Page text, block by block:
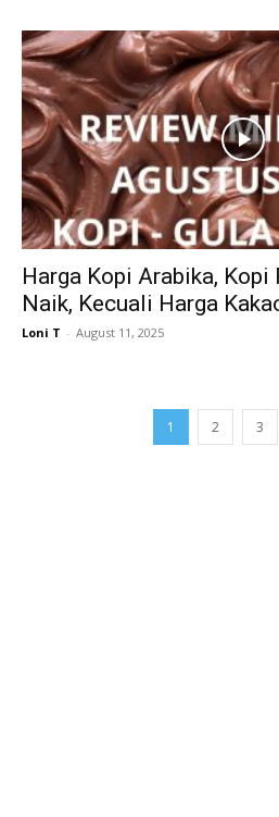
Harga Kopi Arabika, Kopi
Naik, Kecuali Harga
Loni T - August 11, 2025
1 2 3